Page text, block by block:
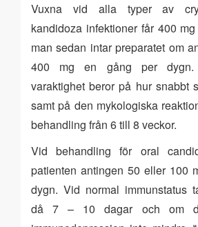
Vuxna vid alla typer av
kandidoza infektioner får 400
man sedan intar preparatet om
400 mg en gång per dygn.
varaktighet beror på hur snabbt
samt på den mykologiska
behandling från 6 till 8 veckor.
Vid behandling för oral
patienten antingen 50 eller 100
dygn. Vid normal immunstatus
då 7 – 10 dagar och om